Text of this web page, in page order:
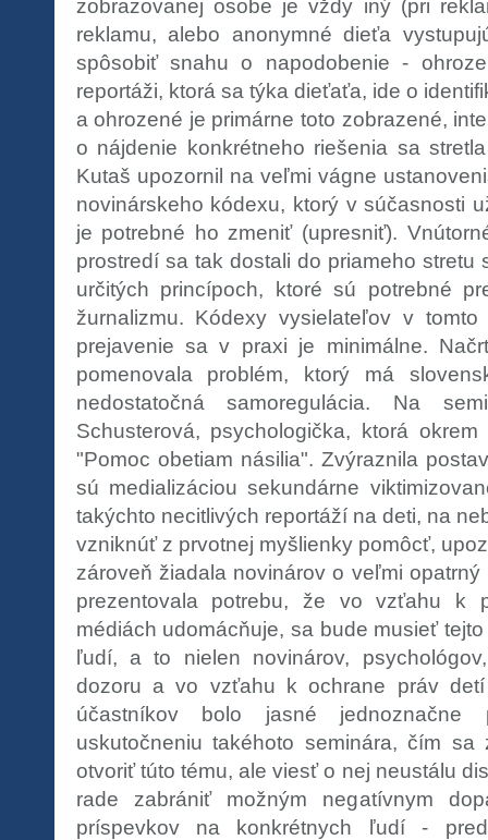
zobrazovanej osobe je vždy iný (pri
reklamu, alebo anonymné dieťa
spôsobiť snahu o napodobenie -
reportáži, ktorá sa týka dieťaťa, ide o
a ohrozené je primárne toto zobrazené,
o nájdenie konkrétneho riešenia sa
Kutaš upozornil na veľmi vágne
novinárskeho kódexu, ktorý v súčasnosti
je potrebné ho zmeniť (upresniť).
prostredí sa tak dostali do priameho stretu
určitých princípoch, ktoré sú potrebné
žurnalizmu. Kódexy vysielateľov v
prejavenie sa v praxi je minimálne.
pomenovala problém, ktorý má
nedostatočná samoregulácia. Na
Schusterová, psychologička, ktorá
"Pomoc obetiam násilia". Zvýraznila
sú medializáciou sekundárne
takýchto necitlivých reportáží na deti, na
vzniknúť z prvotnej myšlienky pomôcť,
zároveň žiadala novinárov o veľmi
prezentovala potrebu, že vo vzťahu k
médiách udomácňuje, sa bude musieť
ľudí, a to nielen novinárov,
dozoru a vo vzťahu k ochrane práv
účastníkov bolo jasné jednoznačne
uskutočneniu takéhoto seminára, čím sa
otvoriť túto tému, ale viesť o nej neustálu
rade zabrániť možným negatívnym
príspevkov na konkrétnych ľudí -